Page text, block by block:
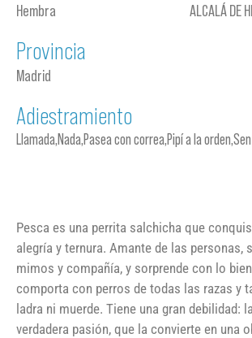
Hembra ALCALÁ DE
Provincia
Madrid
Adiestramiento
Llamada,Nada,Pasea con correa,Pipí a la
Pesca es una perrita salchicha que
alegría y ternura. Amante de las personas,
mimos y compañía, y sorprende con lo
comporta con perros de todas las razas y
ladra ni muerde. Tiene una gran debilidad:
verdadera pasión, que la convierte en una